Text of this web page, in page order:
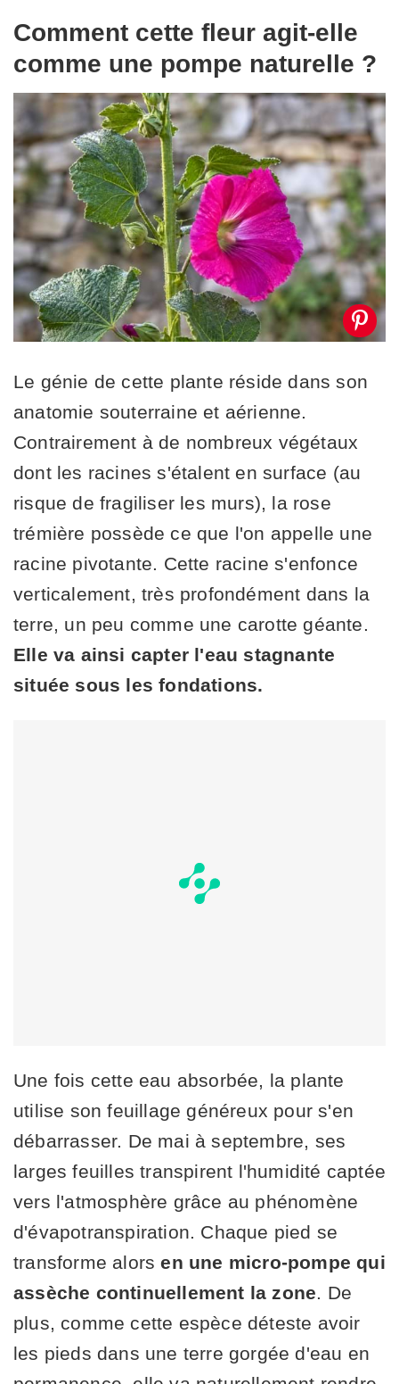
Comment cette fleur agit-elle
comme une pompe naturelle ?
Le génie de cette plante réside dans son
anatomie souterraine et aérienne.
Contrairement à de nombreux végétaux
dont les racines s'étalent en surface (au
risque de fragiliser les murs), la rose
trémière possède ce que l'on appelle une
racine pivotante. Cette racine s'enfonce
verticalement, très profondément dans la
terre, un peu comme une carotte géante.
Elle va ainsi capter l'eau stagnante
située sous les fondations.
Une fois cette eau absorbée, la plante
utilise son feuillage généreux pour s'en
débarrasser. De mai à septembre, ses
larges feuilles transpirent l'humidité captée
vers l'atmosphère grâce au phénomène
d'évapotranspiration. Chaque pied se
transforme alorsen une micro-pompe qui
assèche continuellement la zone. De
plus, comme cette espèce déteste avoir
les pieds dans une terre gorgée d'eau en